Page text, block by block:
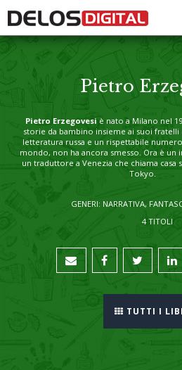
Pietro
Pietro Erzegovesi è nato a Milano nel
storie da bambino insieme ai suoi fratelli
letteratura russa e un rispettabile
mondo, non ha ancora smesso. Ora è un
un traduttore a Venezia che chiama casa
Tokyo.
GENERI: NARRATIVA,
4 TITOLI
TUTTI I